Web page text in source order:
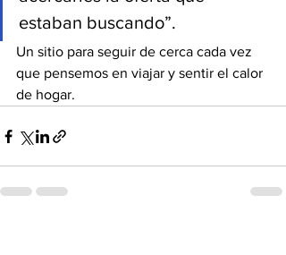
estaban buscando”.
Un sitio para seguir de cerca cada vez
que pensemos en viajar y sentir el calor
de hogar.